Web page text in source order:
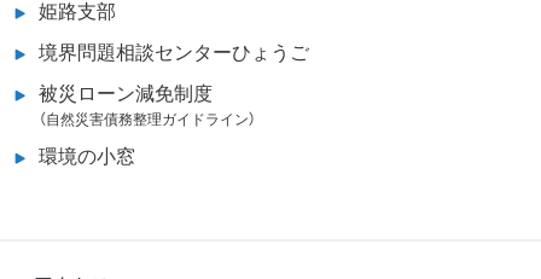
姫路支部
境界問題相談センターひょうご
被災ローン減免制度
（自然災害債務整理ガイドライン）
環境の小窓